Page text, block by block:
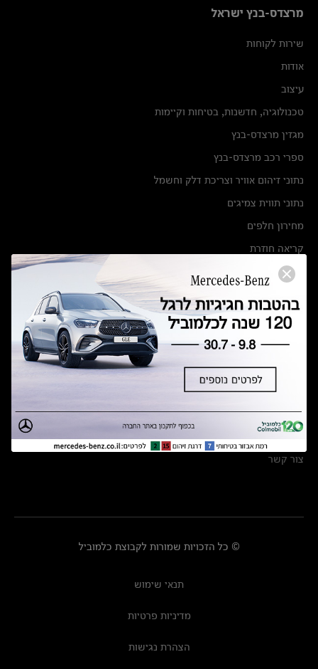
מרצדס-בנץ ישראל
שירות לקוחות
אודות
עיצוב
טכנולוגיה, חדשנות, בטיחות וקיימות
מגזין מרצדס-בנץ
ספרי רכב מרצדס-בנץ
נתוני זיהום אוויר וצריכת דלק וחשמל
נתוני תווית צמיגים
מחירון חלפים
קריאה חוזרת
הודעה על הטבות לרכבי מרצדס בהסדר פשרה בתצ 56447-02-19
תקנון ימי מכירות 120 לכלמוביל
מצאו אותנו
אולמות תצוגה
מרכזי שירות
צור קשר
© כל הזכויות שמורות לקבוצת כלמוביל
תנאי שימוש
מדיניות פרטיות
הצהרת נגישות